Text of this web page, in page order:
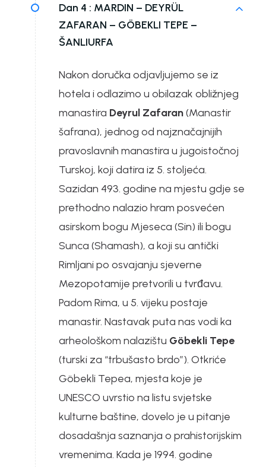
Dan 4 : MARDIN – DEYRÜL
ZAFARAN – GÖBEKLI TEPE –
ŠANLIURFA
Nakon doručka odjavljujemo se iz
hotela i odlazimo u obilazak obližnjeg
manastira Deyrul Zafaran(Manastir
šafrana), jednog od najznačajnijih
pravoslavnih manastira u jugoistočnoj
Turskoj, koji datira iz 5. stoljeća.
Sazidan 493. godine na mjestu gdje se
prethodno nalazio hram posvećen
asirskom bogu Mjeseca (Sin) ili bogu
Sunca (Shamash), a koji su antički
Rimljani po osvajanju sjeverne
Mezopotamije pretvorili u tvrđavu.
Padom Rima, u 5. vijeku postaje
manastir. Nastavak puta nas vodi ka
arheološkom nalazištu Göbekli Tepe
(turski za “trbušasto brdo”). Otkriće
Göbekli Tepea, mjesta koje je
UNESCO uvrstio na listu svjetske
kulturne baštine, dovelo je u pitanje
dosadašnja saznanja o prahistorijskim
vremenima. Kada je 1994. godine